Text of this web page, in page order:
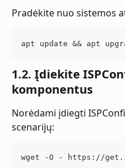
Pradėkite nuo sistemos
apt update && apt
1.2. Įdiekite
komponentus
Norėdami įdiegti
scenarijų:
wget -O - https://